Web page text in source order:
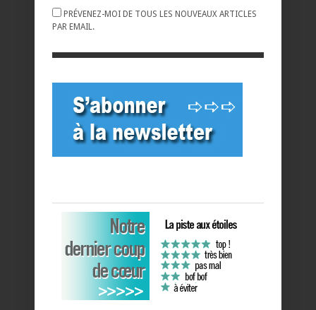
PRÉVENEZ-MOI DE TOUS LES NOUVEAUX ARTICLES
PAR EMAIL.